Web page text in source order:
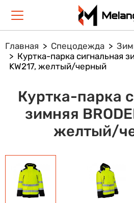
Главная Спецодежда
Куртка-парка сигнальная
KW217, желтый/черный
Куртка-парка
зимняя
желтый/